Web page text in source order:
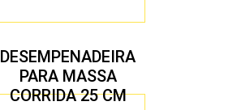
DESEMPENADEIRA
PARA MASSA
CORRIDA 25 CM